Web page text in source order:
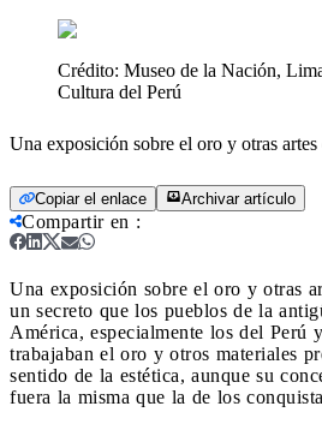
Crédito: Museo de la Nación,
Cultura del Perú
Una exposición sobre el oro y otras
Copiar el enlace Archivar artículo
Compartir en :
Una exposición sobre el oro y otras
un secreto que los pueblos de la
América, especialmente los del Perú
trabajaban el oro y otros materiales
sentido de la estética, aunque su
fuera la misma que la de los